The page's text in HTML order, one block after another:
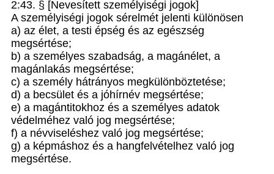
2:43. § [Nevesített személyiségi jogok]
A személyiségi jogok sérelmét jelenti különösen
a) az élet, a testi épség és az egészség
megsértése;
b) a személyes szabadság, a magánélet, a
magánlakás megsértése;
c) a személy hátrányos megkülönböztetése;
d) a becsület és a jóhírnév megsértése;
e) a magántitokhoz és a személyes adatok
védelméhez való jog megsértése;
f) a névviseléshez való jog megsértése;
g) a képmáshoz és a hangfelvételhez való jog
megsértése.